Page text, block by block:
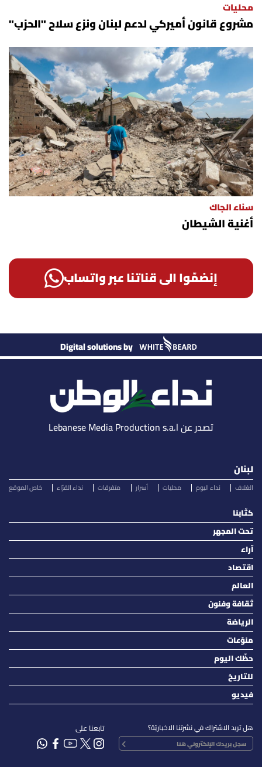
محليات
مشروع قانون أميركي لدعم لبنان ونزع سلاح "الحزب"
سناء الجاك
أغنية الشيطان
إنضمّوا الى قناتنا عبر واتساب
Digital solutions by
تصدر عن Lebanese Media Production s.a.l
لبنان
الغلاف نداء اليوم محليات أسرار متفرقات نداء القرّاء خاص الموقع
كتّابنا
تحت المجهر
آراء
اقتصاد
العالم
ثقافة وفنون
الرياضة
منوّعات
حظّك اليوم
للتاريخ
فيديو
هل تريد الاشتراك في نشرتنا الاخباريّة؟ تابعنا على